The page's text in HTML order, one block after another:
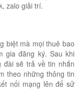
zalo giải trí.
biệt mà mọi thuê bao
gia đăng ký. Sau khi
đài sẽ trả về tin nhắn
theo những thông tin
nối mạng lên để sử